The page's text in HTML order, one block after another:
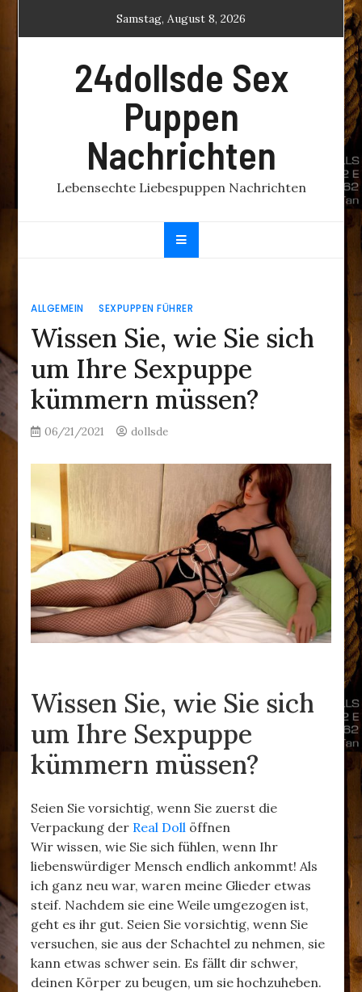
Samstag, August 8, 2026
24dollsde Sex
Puppen
Nachrichten
Lebensechte Liebespuppen Nachrichten
ALLGEMEIN SEXPUPPEN FÜHRER
Wissen Sie, wie Sie sich
um Ihre Sexpuppe
kümmern müssen?
06/21/2021 dollsde
Wissen Sie, wie Sie sich
um Ihre Sexpuppe
kümmern müssen?
Seien Sie vorsichtig, wenn Sie zuerst die
Verpackung der Real Doll öffnen
Wir wissen, wie Sie sich fühlen, wenn Ihr
liebenswürdiger Mensch endlich ankommt! Als
ich ganz neu war, waren meine Glieder etwas
steif. Nachdem sie eine Weile umgezogen ist,
geht es ihr gut. Seien Sie vorsichtig, wenn Sie
versuchen, sie aus der Schachtel zu nehmen, sie
kann etwas schwer sein. Es fällt dir schwer,
deinen Körper zu beugen, um sie hochzuheben.